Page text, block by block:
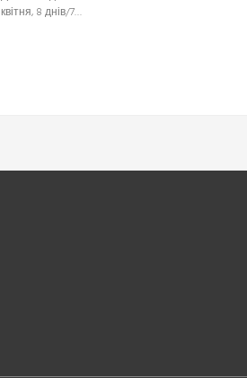
квітня, 8 днів/7…